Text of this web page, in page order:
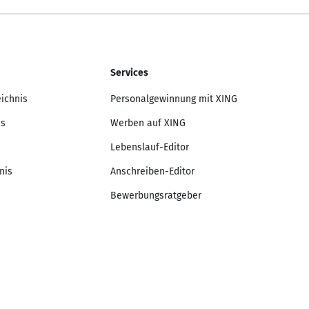
Services
Personalgewinnung mit XING
Werben auf XING
Lebenslauf-Editor
Anschreiben-Editor
Bewerbungsratgeber